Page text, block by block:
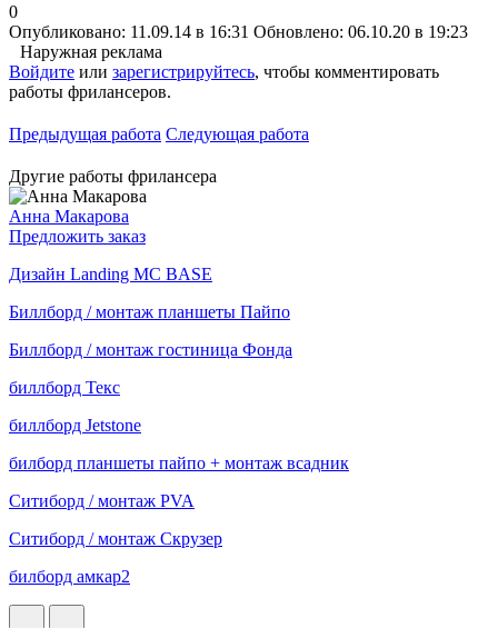
0
Опубликовано: 11.09.14 в 16:31 Обновлено: 06.10.20 в 19:23
Наружная реклама
Войдите или зарегистрируйтесь, чтобы комментировать
работы фрилансеров.
Предыдущая работа Следующая работа
Другие работы фрилансера
Анна Макарова
Предложить заказ
Дизайн Landing MC BASE
Биллборд / монтаж планшеты Пайпо
Биллборд / монтаж гостиница Фонда
биллборд Текс
биллборд Jetstone
билборд планшеты пайпо + монтаж всадник
Ситиборд / монтаж PVA
Ситиборд / монтаж Скрузер
билборд амкар2